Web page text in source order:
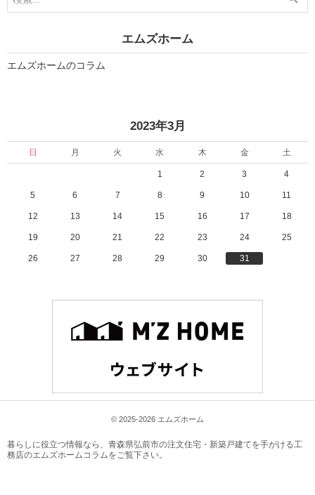
Ｐ
Ｅ
エムズホーム
エムズホームのコラム
2023年3月
日 月 火 水 木 金 土
1 2 3 4
5 6 7 8 9 10 11
12 13 14 15 16 17 18
19 20 21 22 23 24 25
26 27 28 29 30 31
© 2025-2026 エムズホーム
暮らしに役立つ情報なら、 青森県弘前市の注文住宅・新築戸建てを手がける工
務店のエムズホームコラムをご覧下さい。